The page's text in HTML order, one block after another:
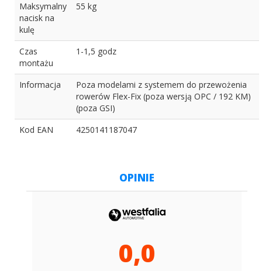
Maksymalny
nacisk na
kulę
55 kg
Czas
montażu
1-1,5 godz
Informacja
Poza modelami z systemem do przewożenia
rowerów Flex-Fix (poza wersją OPC / 192 KM)
(poza GSI)
Kod EAN
4250141187047
OPINIE
0,0